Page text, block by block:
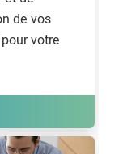
de vos
votre